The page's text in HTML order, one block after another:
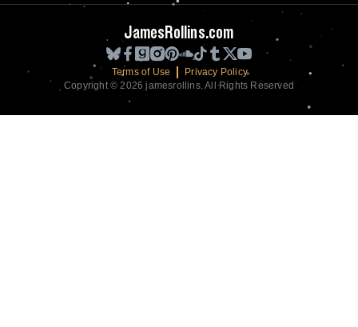
JamesRollins.com
Terms of Use
Privacy Policy
Copyright © 2026 jamesrollins. All Rights Reserved